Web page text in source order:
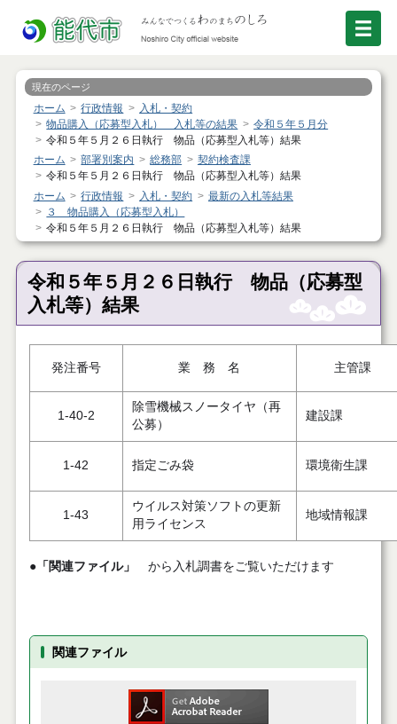
現在のページ
ホーム 行政情報
入札・契約
物品購入（応募型入札） 入札等の結果
令和５年５月分
令和５年５月２６日執行 物品（応募型入札等）結果
ホーム
部署別案内 総務部
契約検査課
令和５年５月２６日執行 物品（応募型入札等）結果
ホーム
行政情報 入札・契約
最新の入札等結果
３ 物品購入（応募型入札）
令和５年５月２６日執行 物品（応募型入札等）結果
令和５年５月２６日執行 物品（応募型
入札等）結果
発注番号 業 務 名 主管課
1-40-2
除雪機械スノータイヤ（再
公募）
建設課
1-42 指定ごみ袋 環境衛生課
1-43
ウイルス対策ソフトの更新
用ライセンス
地域情報課
●「関連ファイル」 から入札調書をご覧いただけます
関連ファイル